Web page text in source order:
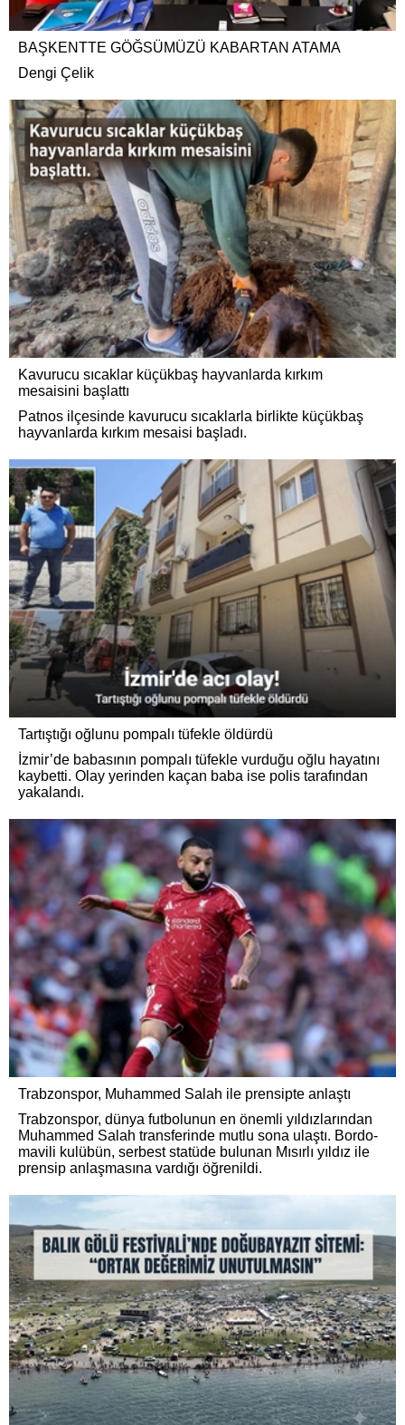
BAŞKENTTE GÖĞSÜMÜZÜ KABARTAN ATAMA
Dengi Çelik
Kavurucu sıcaklar küçükbaş hayvanlarda kırkım
mesaisini başlattı
Patnos ilçesinde kavurucu sıcaklarla birlikte küçükbaş
hayvanlarda kırkım mesaisi başladı.
Tartıştığı oğlunu pompalı tüfekle öldürdü
İzmir’de babasının pompalı tüfekle vurduğu oğlu hayatını
kaybetti. Olay yerinden kaçan baba ise polis tarafından
yakalandı.
Trabzonspor, Muhammed Salah ile prensipte anlaştı
Trabzonspor, dünya futbolunun en önemli yıldızlarından
Muhammed Salah transferinde mutlu sona ulaştı. Bordo-
mavili kulübün, serbest statüde bulunan Mısırlı yıldız ile
prensip anlaşmasına vardığı öğrenildi.